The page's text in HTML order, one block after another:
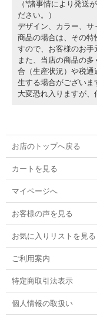
（*諸事情により発送
ださい。）
デザイン、カラー、
商品の場合は、その特
すので、お客様のお手
また、当店の商品の
合（生産状況）や税通
生する場合がございま
大変恐れ入りますが、
お店のトップへ戻る
カートを見る
マイページへ
お客様の声を見る
お気に入りリストを見る
ご利用案内
特定商取引法表示
個人情報の取扱い